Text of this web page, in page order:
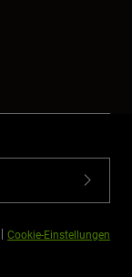
Cookie-Einstellungen